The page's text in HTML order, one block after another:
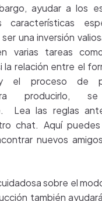
ayudar a los
características
una inversión
varias tareas
la relación entre el
y el proceso de
producirlo,
Lea las reglas
chat. Aquí
nuevos
sobre el
también